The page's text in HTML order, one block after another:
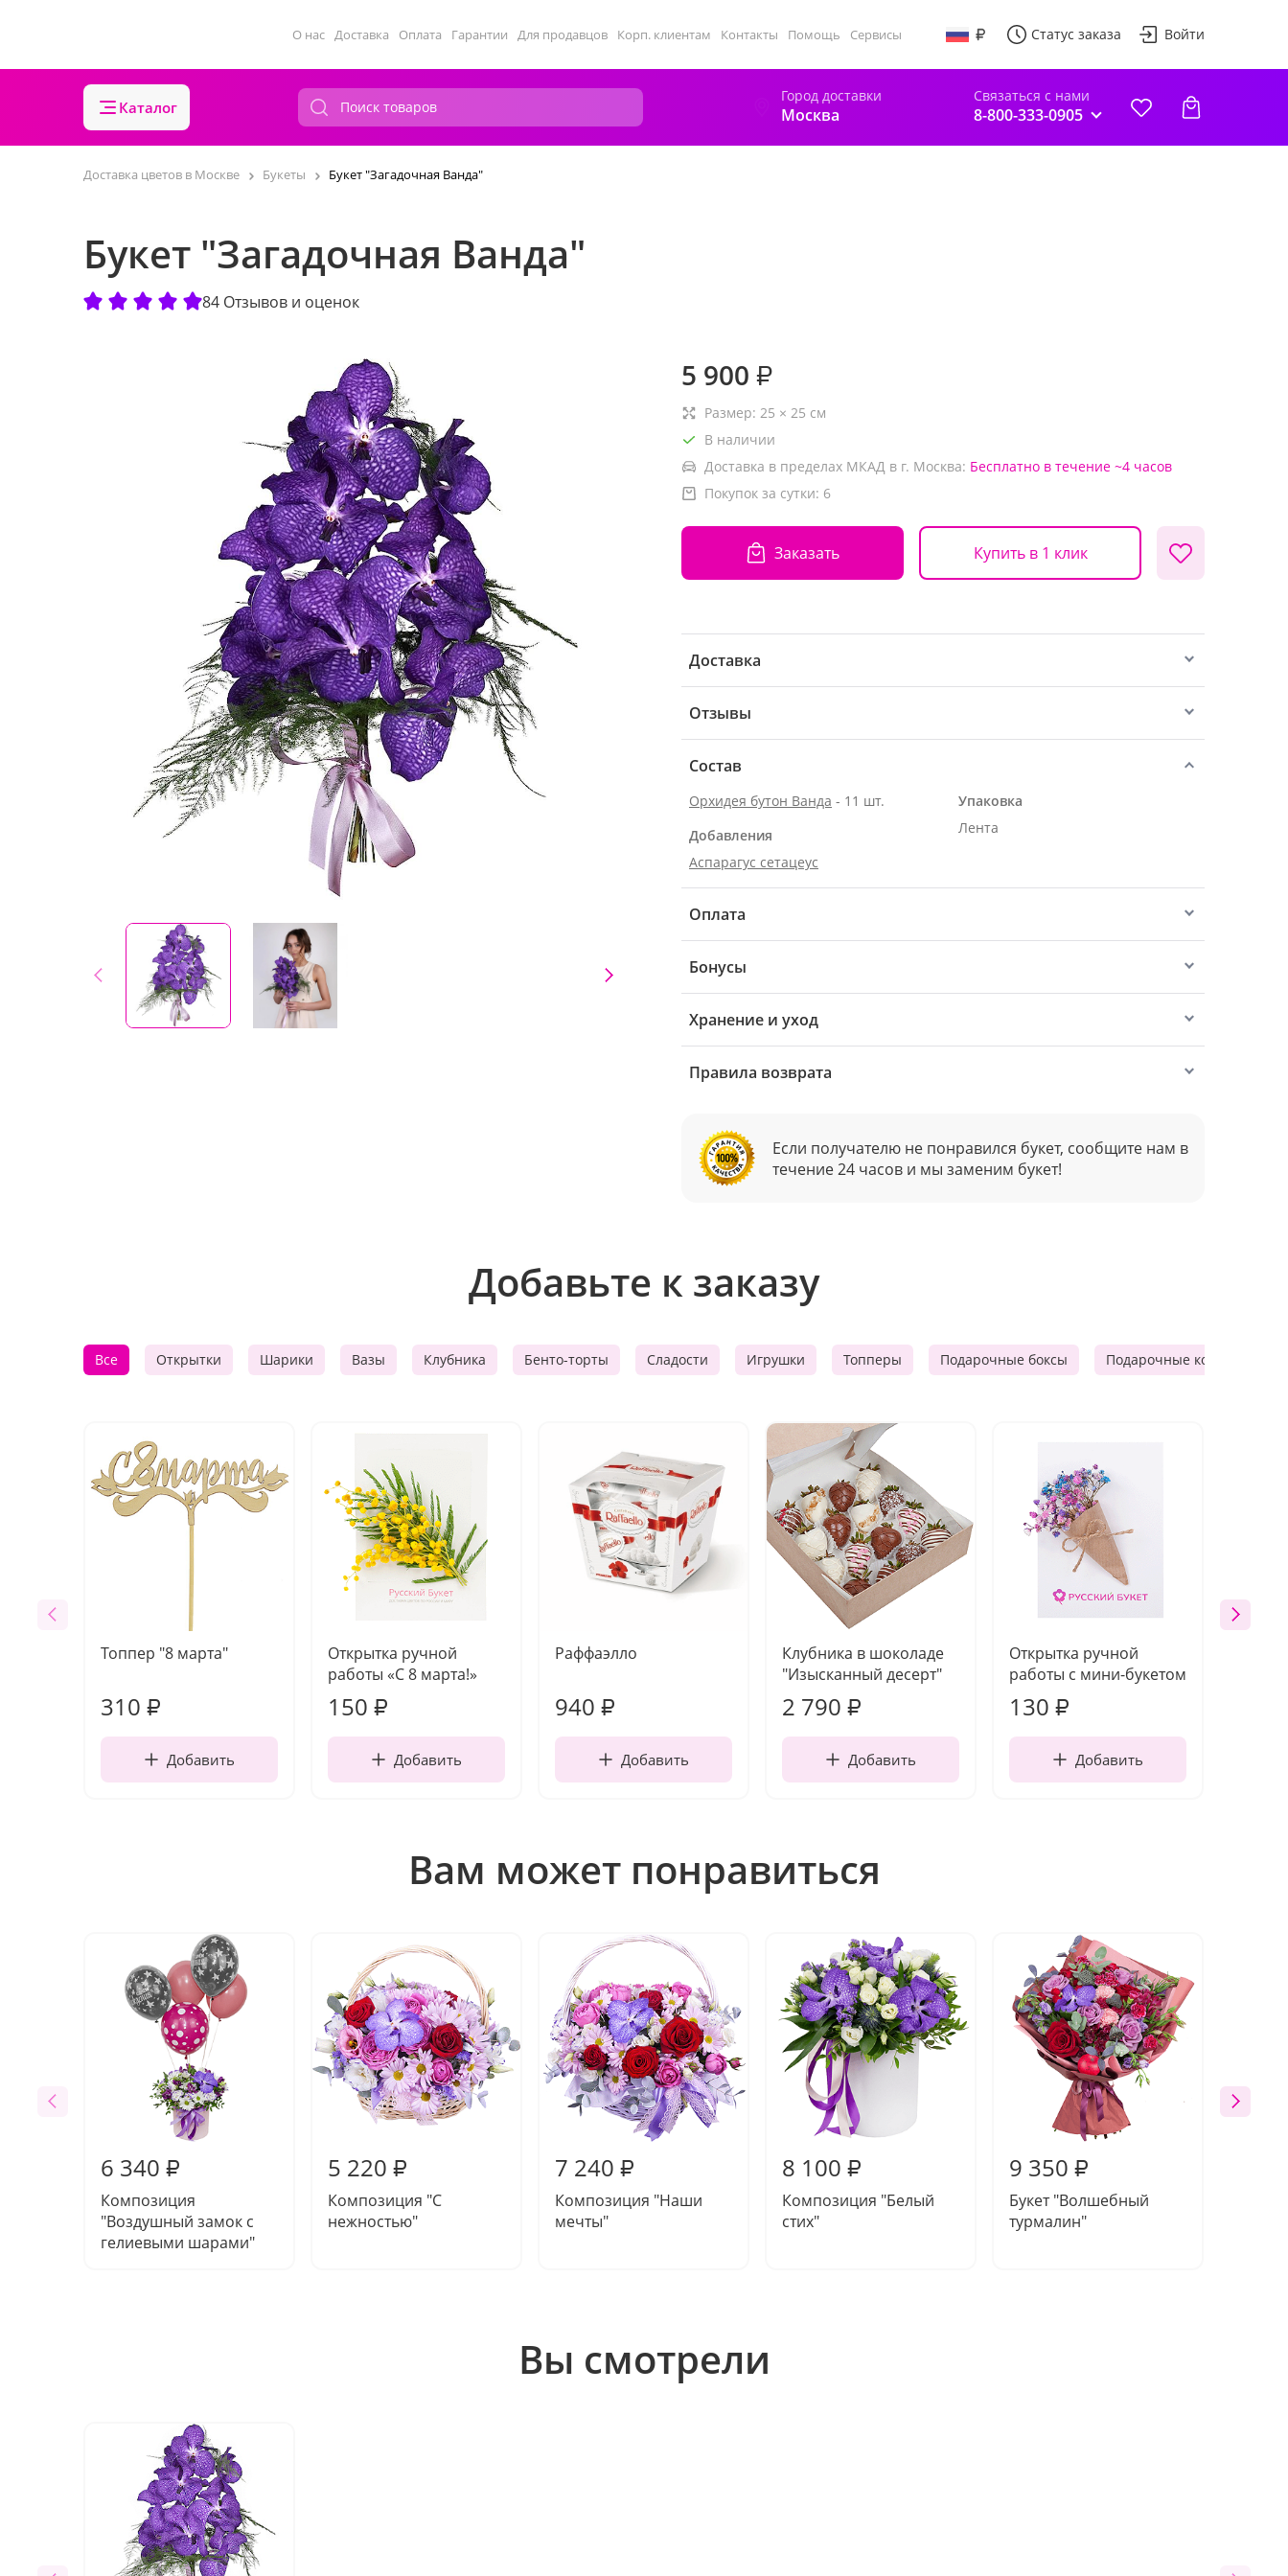
О нас Доставка Оплата Гарантии Для продавцов Корп. клиентам Контакты Помощь Сервисы Статус заказа Войти
Каталог
Город доставки
Москва
Связаться с нами
8-800-333-0905
Доставка цветов в Москве Букеты Букет "Загадочная Ванда"
Букет "Загадочная Ванда"
84 Отзывов и оценок
5 900 ₽
Размер: 25 × 25 см
В наличии
Доставка в пределах МКАД в г. Москва: Бесплатно в течение ~4 часов
Покупок за сутки: 6
Заказать Купить в 1 клик
Доставка
Отзывы
Состав
Орхидея бутон Ванда - 11 шт.
Добавления
Аспарагус сетацеус
Упаковка
Лента
Оплата
Бонусы
Хранение и уход
Правила возврата
Если получателю не понравился букет, сообщите нам в
течение 24 часов и мы заменим букет!
Добавьте к заказу
Все Открытки Шарики Вазы Клубника Бенто-торты Сладости Игрушки Топперы Подарочные боксы Подарочные корзины
Топпер "8 марта"
310 ₽
Добавить
Открытка ручной
работы «С 8 марта!»
150 ₽
Добавить
Раффаэлло
940 ₽
Добавить
Клубника в шоколаде
"Изысканный десерт"
2 790 ₽
Добавить
Открытка ручной
работы с мини-букетом
130 ₽
Добавить
Вам может понравиться
6 340 ₽
Композиция
"Воздушный замок с
гелиевыми шарами"
5 220 ₽
Композиция "С
нежностью"
7 240 ₽
Композиция "Наши
мечты"
8 100 ₽
Композиция "Белый
стих"
9 350 ₽
Букет "Волшебный
турмалин"
Вы смотрели